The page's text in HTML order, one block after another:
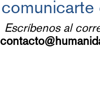
Escríbenos al